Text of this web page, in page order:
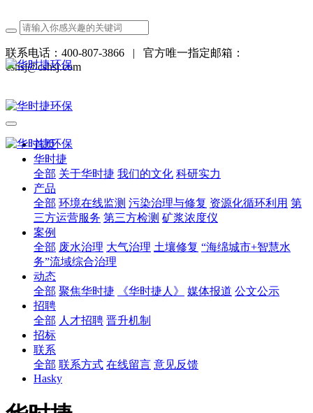
联系电话：400-807-3866 | 官方唯一指定邮箱：
cshsj@cshsj.com
首页
华时捷
全部 关于华时捷 我们的文化 科研实力
产品
全部 环境在线监测 污染治理与修复 资源化循环利用 第
三方运营服务 第三方检测 矿浆浓度仪
案例
全部 废水治理 大气治理 土壤修复 “海绵城市+智慧水
务”流域综合治理
动态
全部 聚焦华时捷 《华时捷人》 媒体报道 公文公示
招聘
全部 人才招聘 晋升机制
招标
联系
全部 联系方式 在线留言 意见反馈
Hasky